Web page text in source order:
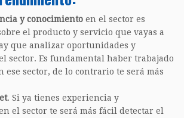
y conocimiento en el sector es
el producto y servicio que vayas a
que analizar oportunidades y
sector. Es fundamental haber trabajado
ese sector, de lo contrario te será más
. Si ya tienes experiencia y
el sector te será más fácil detectar el